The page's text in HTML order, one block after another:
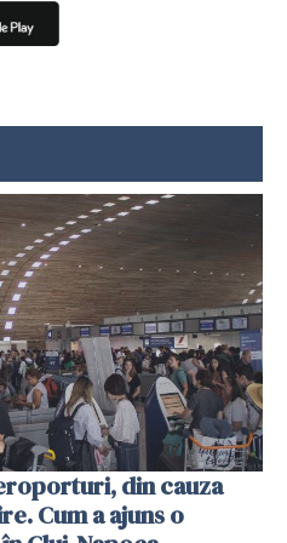
din cauza
Cum a ajuns o